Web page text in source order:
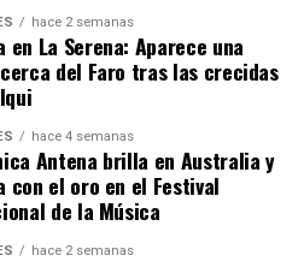
hace 2 semanas
en La Serena: Aparece una
del Faro tras las crecidas
hace 4 semanas
Antena brilla en Australia y
con el oro en el Festival
de la Música
hace 2 semanas